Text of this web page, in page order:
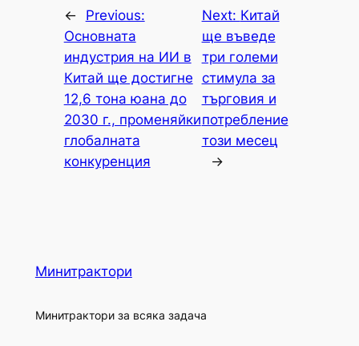
←
Previous:
Основната
индустрия на ИИ в
Китай ще достигне
12,6 тона юана до
2030 г., променяйки
глобалната
конкуренция
Next: Китай
ще въведе
три големи
стимула за
търговия и
потребление
този месец
→
Минитрактори
Минитрактори за всяка задача